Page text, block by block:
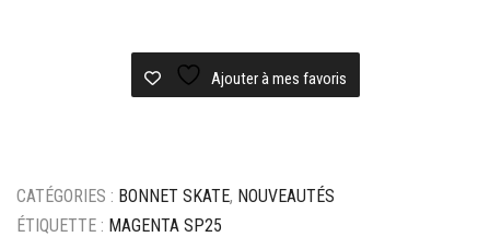
Ajouter à mes favoris
CATÉGORIES : BONNET SKATE, NOUVEAUTÉS
ÉTIQUETTE : MAGENTA SP25